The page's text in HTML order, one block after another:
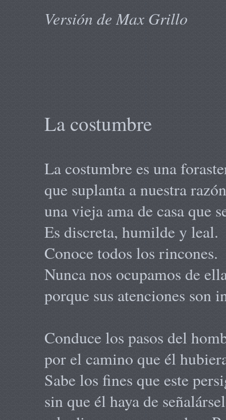
Versión de Max Grillo
La costumbre
La costumbre es una
que suplanta a nuestra
una vieja ama de casa que
Es discreta, humilde y leal.
Conoce todos los rincones.
Nunca nos ocupamos de
porque sus atenciones son
Conduce los pasos del
por el camino que él
Sabe los fines que este
sin que él haya de